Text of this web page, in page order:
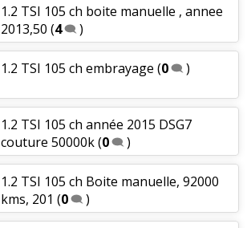
1.2 TSI 105 ch boite manuelle , annee
2013,50 (4 )
1.2 TSI 105 ch embrayage (0 )
1.2 TSI 105 ch année 2015 DSG7
couture 50000k(0 )
1.2 TSI 105 ch Boite manuelle, 92000
kms, 201 (0 )